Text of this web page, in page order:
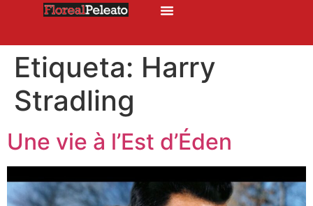
Etiqueta: Harry
Stradling
Une vie à l’Est d’Éden